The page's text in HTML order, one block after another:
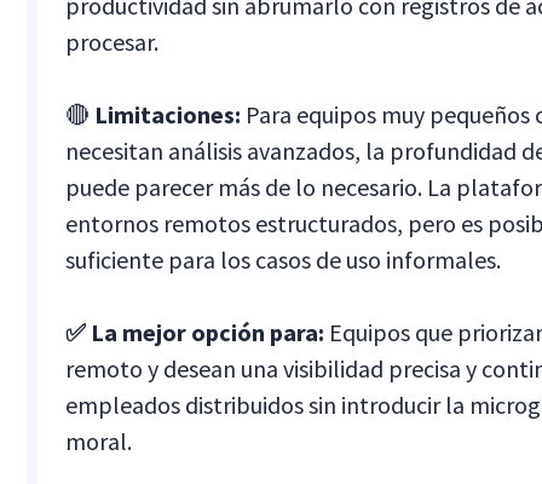
procesar.
🔴 Limitaciones: Para equipos muy pequeños
necesitan análisis avanzados, la profundidad
puede parecer más de lo necesario. La
entornos remotos estructurados, pero es
suficiente para los casos de uso informales.
✅ La mejor opción para: Equipos que
remoto y desean una visibilidad precisa y
empleados distribuidos sin introducir la
moral.